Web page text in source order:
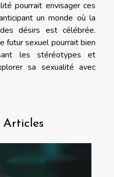
pourrait envisager ces
un monde où la
désirs est célébrée.
futur sexuel pourrait bien
les stéréotypes et
sa sexualité avec
Articles